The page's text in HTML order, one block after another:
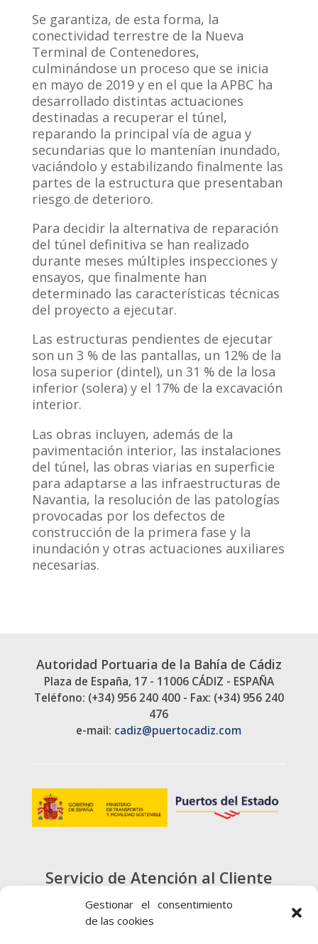
Gestionar el consentimiento
de las cookies
Se garantiza, de esta forma, la
conectividad terrestre de la Nueva
Terminal de Contenedores,
culminándose un proceso que se inicia
en mayo de 2019 y en el que la APBC ha
desarrollado distintas actuaciones
destinadas a recuperar el túnel,
reparando la principal vía de agua y
secundarias que lo mantenían inundado,
vaciándolo y estabilizando finalmente las
partes de la estructura que presentaban
riesgo de deterioro.
Para decidir la alternativa de reparación
del túnel definitiva se han realizado
durante meses múltiples inspecciones y
ensayos, que finalmente han
determinado las características técnicas
del proyecto a ejecutar.
Las estructuras pendientes de ejecutar
son un 3 % de las pantallas, un 12% de la
losa superior (dintel), un 31 % de la losa
inferior (solera) y el 17% de la excavación
interior.
Las obras incluyen, además de la
pavimentación interior, las instalaciones
del túnel, las obras viarias en superficie
para adaptarse a las infraestructuras de
Navantia, la resolución de las patologías
provocadas por los defectos de
construcción de la primera fase y la
inundación y otras actuaciones auxiliares
necesarias.
Autoridad Portuaria de la Bahía de Cádiz
Plaza de España, 17 - 11006 CÁDIZ - ESPAÑA
Teléfono: (+34) 956 240 400 - Fax: (+34) 956 240
476
e-mail: cadiz@puertocadiz.com
Servicio de Atención al Cliente
900 720 415